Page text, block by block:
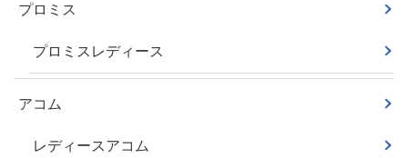
プロミス
プロミスレディース
アコム
レディースアコム